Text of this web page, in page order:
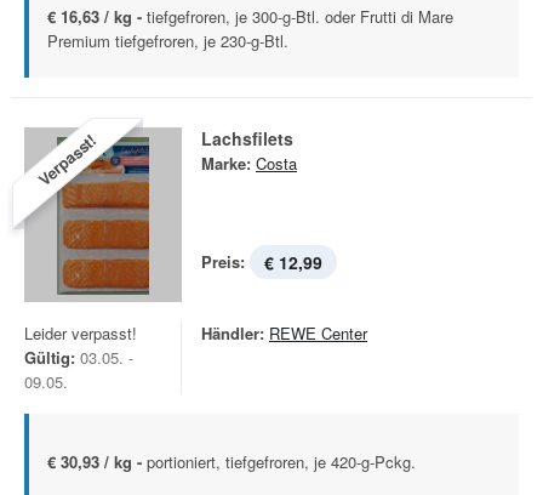
€ 16,63 / kg - tiefgefroren, je 300-g-Btl. oder Frutti di Mare
Premium tiefgefroren, je 230-g-Btl.
Verpasst! Lachsfilets
Marke: Costa
Preis: € 12,99
Leider verpasst!
Gültig: 03.05. -
09.05.
Händler: REWE Center
€ 30,93 / kg - portioniert, tiefgefroren, je 420-g-Pckg.